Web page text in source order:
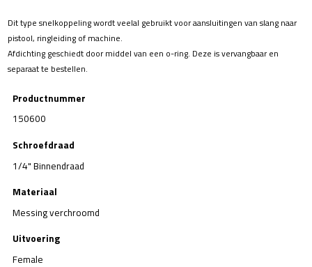
Dit type snelkoppeling wordt veelal gebruikt voor aansluitingen van slang naar
pistool, ringleiding of machine.
Afdichting geschiedt door middel van een o-ring. Deze is vervangbaar en
separaat te bestellen.
Productnummer
150600
Schroefdraad
1/4" Binnendraad
Materiaal
Messing verchroomd
Uitvoering
Female